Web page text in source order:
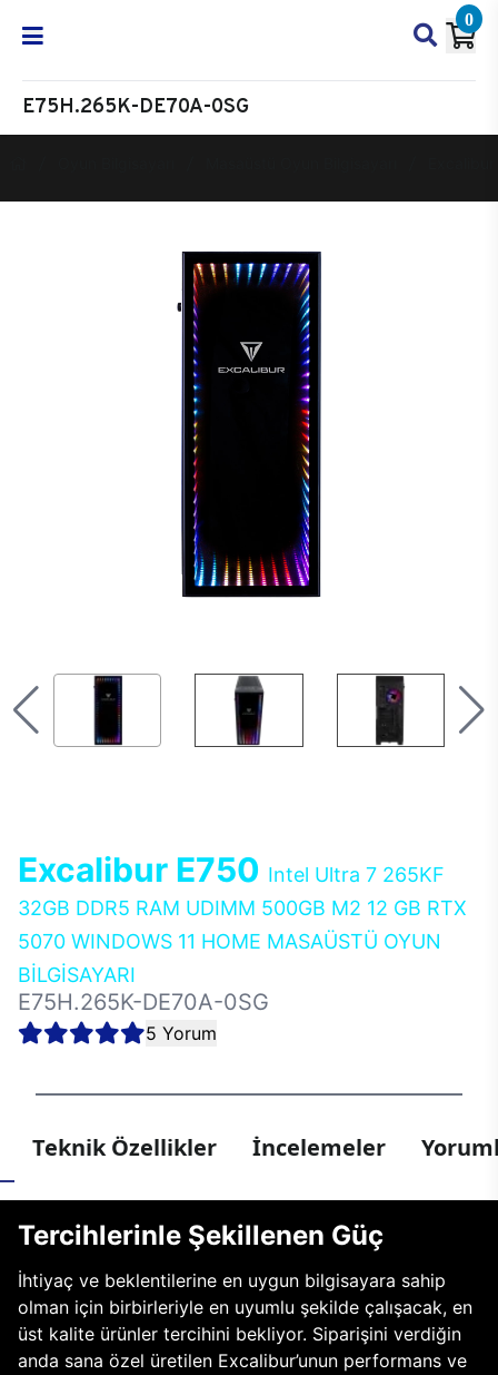
0
E75H.265K-DE70A-0SG
Excalibur E750 Intel Ultra 7 265KF
32GB DDR5 RAM UDIMM 500GB M2 12 GB RTX
5070 WINDOWS 11 HOME MASAÜSTÜ OYUN
BİLGİSAYARI
E75H.265K-DE70A-0SG
5 Yorum
Teknik Özellikler İncelemeler
Tercihlerinle Şekillenen Güç
İhtiyaç ve beklentilerine en uygun bilgisayara sahip
olman için birbirleriyle en uyumlu şekilde çalışacak, en
üst kalite ürünler tercihini bekliyor. Siparişini verdiğin
anda sana özel üretilen Excalibur’unun performans ve